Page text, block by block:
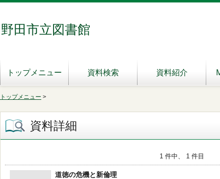
野田市立図書館
トップメニュー 資料検索 資料紹介
トップメニュー >
資料詳細
1 件中、 1 件目
道徳の危機と新倫理